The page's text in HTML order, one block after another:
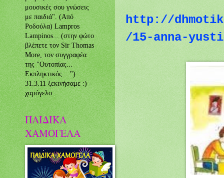
http://
/15-anna-
μουσικές σου γνώσεις
με παιδιά". (Από
Ροδούλα) Lampros
Lampinos... (στην φώτο
βλέπετε τον Sir Thomas
More, τον συγγραφέα
της "Ουτοπίας...
Eκπληκτικός... ")
31.3.11 ξεκινήσαμε :) -
χαμόγελο
ΠΑΙΔΙΚΑ
ΧΑΜΟΓΕΛΑ